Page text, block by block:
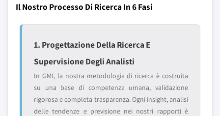
Il Nostro Processo Di Ricerca In 6 Fasi
1. Progettazione Della Ricerca E
Supervisione Degli Analisti
In GMI, la nostra metodologia di ricerca è costruita
su una base di competenza umana, validazione
rigorosa e completa trasparenza. Ogni insight, analisi
delle tendenze e previsione nei nostri rapporti è